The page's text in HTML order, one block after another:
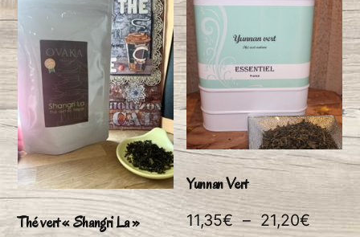
Thé vert « Shangri La »
Yunnan Vert
11,35€ – 21,20€Plage